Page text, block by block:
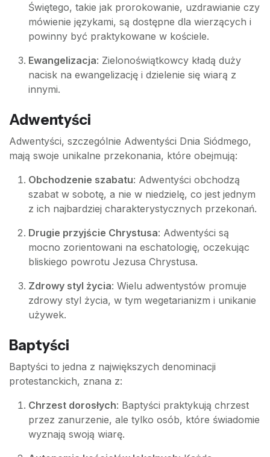
Świętego, takie jak prorokowanie, uzdrawianie czy
mówienie językami, są dostępne dla wierzących i
powinny być praktykowane w kościele.
Ewangelizacja: Zielonoświątkowcy kładą duży
nacisk na ewangelizację i dzielenie się wiarą z
innymi.
Adwentyści
Adwentyści, szczególnie Adwentyści Dnia Siódmego,
mają swoje unikalne przekonania, które obejmują:
Obchodzenie szabatu: Adwentyści obchodzą
szabat w sobotę, a nie w niedzielę, co jest jednym
z ich najbardziej charakterystycznych przekonań.
Drugie przyjście Chrystusa: Adwentyści są
mocno zorientowani na eschatologię, oczekując
bliskiego powrotu Jezusa Chrystusa.
Zdrowy styl życia: Wielu adwentystów promuje
zdrowy styl życia, w tym wegetarianizm i unikanie
używek.
Baptyści
Baptyści to jedna z największych denominacji
protestanckich, znana z:
Chrzest dorosłych: Baptyści praktykują chrzest
przez zanurzenie, ale tylko osób, które świadomie
wyznają swoją wiarę.